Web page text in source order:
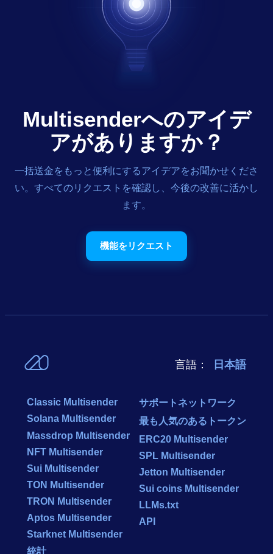
Multisenderへのアイデ
アがありますか？
一括送金をもっと便利にするアイデアをお聞かせくださ
い。すべてのリクエストを確認し、今後の改善に活かし
ます。
機能をリクエスト
言語： 日本語
Classic Multisender
Solana Multisender
Massdrop Multisender
NFT Multisender
Sui Multisender
TON Multisender
TRON Multisender
Aptos Multisender
Starknet Multisender
統計
サポートネットワーク
最も人気のあるトークン
ERC20 Multisender
SPL Multisender
Jetton Multisender
Sui coins Multisender
LLMs.txt
API